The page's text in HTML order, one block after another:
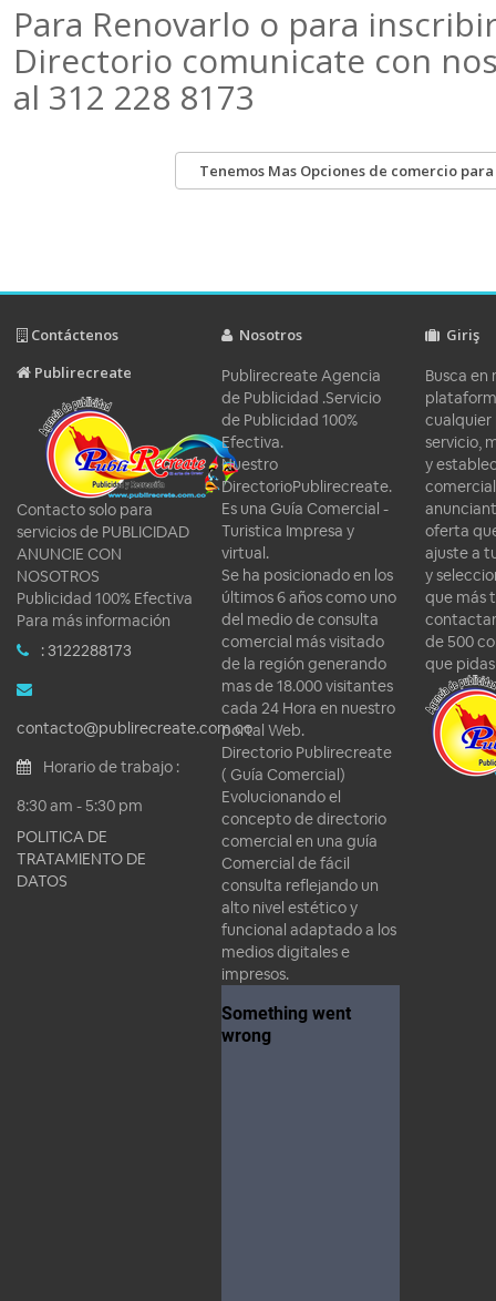
Para Renovarlo o para
Directorio comunicate con
al 312 228 8173
Tenemos Mas Opciones de comercio
Contáctenos
Publirecreate
Contacto solo para
servicios de PUBLICIDAD
ANUNCIE CON
NOSOTROS
Publicidad 100% Efectiva
Para más información
: 3122288173
contacto@publirecreate.com.co
Horario de trabajo :
8:30 am - 5:30 pm
POLITICA DE
TRATAMIENTO DE
DATOS
Nosotros
Publirecreate Agencia
de Publicidad .Servicio
de Publicidad 100%
Efectiva.
Nuestro
DirectorioPublirecreate.
Es una Guía Comercial -
Turistica Impresa y
virtual.
Se ha posicionado en los
últimos 6 años como uno
del medio de consulta
comercial más visitado
de la región generando
mas de 18.000 visitantes
cada 24 Hora en nuestro
portal Web.
Directorio Publirecreate
( Guía Comercial)
Evolucionando el
concepto de directorio
comercial en una guía
Comercial de fácil
consulta reflejando un
alto nivel estético y
funcional adaptado a los
medios digitales e
impresos.
Giriş
Busca en
servicio,
y
oferta
ajuste a
y
que más
de 500
que